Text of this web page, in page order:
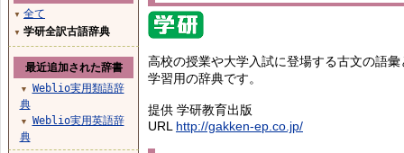
高校の授業や大学入試に登場する古文の語
学習用の辞典です。
提供 学研教育出版
URL http://gakken-ep.co.jp/
▼ 全て
▼ 学研全訳古語辞典
最近追加された辞書
▼
Weblio実用類語辞
典
▼
Weblio実用英語辞
典